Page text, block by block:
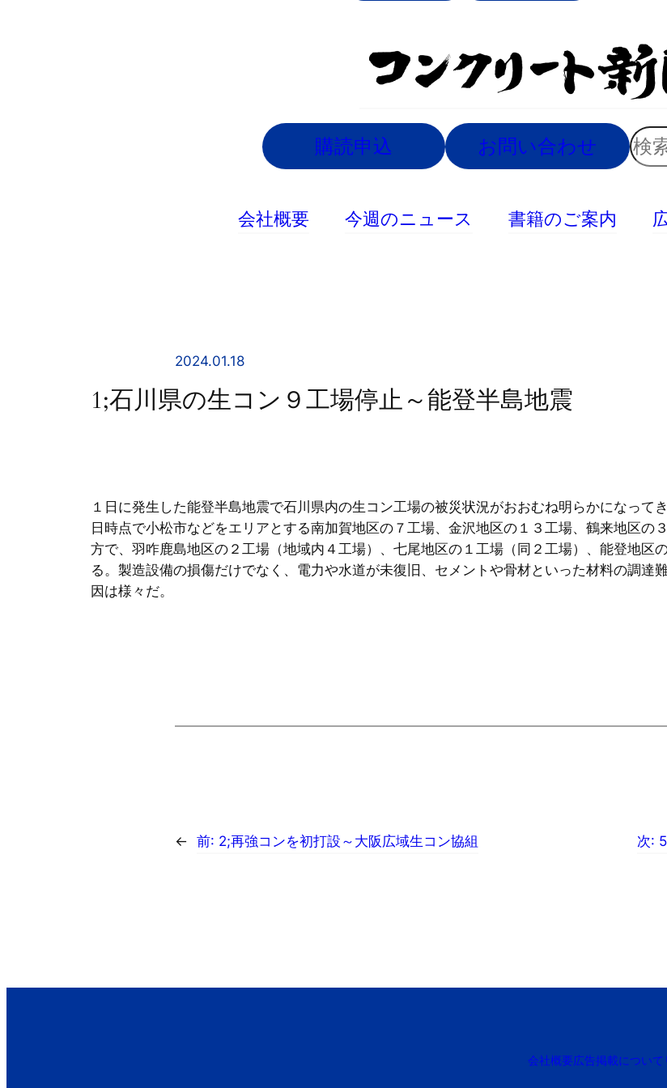
購読申込 お問い合わせ
検
索
会社概要 今週のニュース 書籍のご案内
2024.01.18
1;石川県の生コン９工場停止～能登半島地震
１日に発生した能登半島地震で石川県内の生コン工場の被災状況がおおむね明らかになって
日時点で小松市などをエリアとする南加賀地区の７工場、金沢地区の１３工場、鶴来地区の
方で、羽咋鹿島地区の２工場（地域内４工場）、七尾地区の１工場（同２工場）、能登地区
る。製造設備の損傷だけでなく、電力や水道が未復旧、セメントや骨材といった材料の調達
因は様々だ。
← 前: 2;再強コンを初打設～大阪広域生コン協組 次:
会社概要広告掲載について